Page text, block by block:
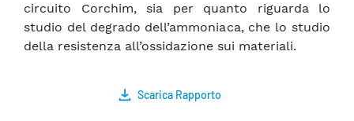
circuito Corchim, sia per quanto riguarda lo
studio del degrado dell’ammoniaca, che lo studio
della resistenza all’ossidazione sui materiali.
Scarica Rapporto